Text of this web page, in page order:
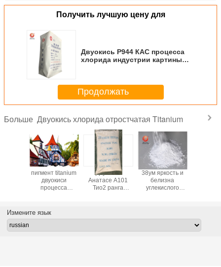
Получить лучшую цену для
Двуокись Р944 КАС процесса
хлорида индустрии картины
Продолжать
Больше Двуокись хлорида отростчатая Titanium
выбор
пигмент titanium
двуокиси
процесса
краски Cas
No.13463-67-7
Двуокись
Анатасе А101
Тио2 ранга
сертификат СГС
38ум яркость и
белизна
углекислого
Измените язык